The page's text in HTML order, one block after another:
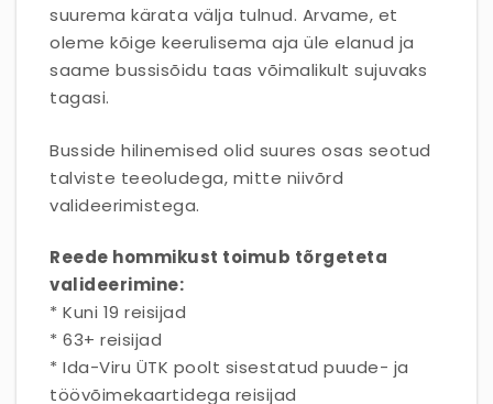
suurema kärata välja tulnud. Arvame, et
oleme kõige keerulisema aja üle elanud ja
saame bussisõidu taas võimalikult sujuvaks
tagasi.
Busside hilinemised olid suures osas seotud
talviste teeoludega, mitte niivõrd
valideerimistega.
Reede hommikust toimub tõrgeteta
valideerimine:
* Kuni 19 reisijad
* 63+ reisijad
* Ida-Viru ÜTK poolt sisestatud puude- ja
töövõimekaartidega reisijad